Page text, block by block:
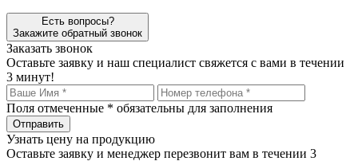
Есть вопросы?
Закажите обратный звонок
Заказать звонок
Оставьте заявку и наш специалист свяжется с вами в течении
3 минут!
Поля отмеченные * обязательны для заполнения
Узнать цену на продукцию
Оставьте заявку и менеджер перезвонит вам в течении 3